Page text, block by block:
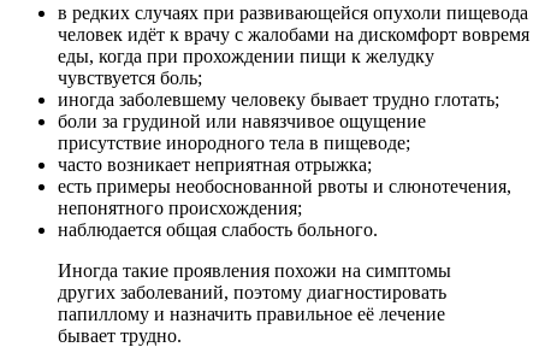
в редких случаях при развивающейся опухоли пищевода
человек идёт к врачу с жалобами на дискомфорт вовремя
еды, когда при прохождении пищи к желудку
чувствуется боль;
иногда заболевшему человеку бывает трудно глотать;
боли за грудиной или навязчивое ощущение
присутствие инородного тела в пищеводе;
часто возникает неприятная отрыжка;
есть примеры необоснованной рвоты и слюнотечения,
непонятного происхождения;
наблюдается общая слабость больного.
Иногда такие проявления похожи на симптомы
других заболеваний, поэтому диагностировать
папиллому и назначить правильное её лечение
бывает трудно.